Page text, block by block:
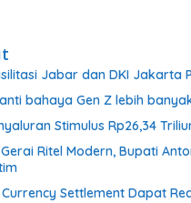
Jabar dan DKI
bahaya Gen Z lebih
Stimulus Rp26,34
Ritel Modern, Bupati
Settlement Dapat